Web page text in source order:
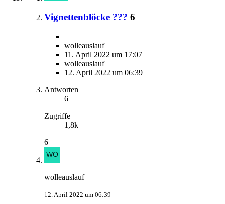
Vignettenblöcke ??? 6
wolleauslauf
11. April 2022 um 17:07
wolleauslauf
12. April 2022 um 06:39
Antworten
6
Zugriffe
1,8k
6
wolleauslauf
12. April 2022 um 06:39